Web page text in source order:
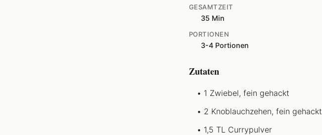
GESAMTZEIT
35 Min
PORTIONEN
3-4 Portionen
Zutaten
1 Zwiebel, fein gehackt
2 Knoblauchzehen, fein gehackt
1,5 TL Currypulver